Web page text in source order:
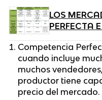
LOS
PERFECTA
Competencia
cuando incluye
muchos
productor tiene
precio del mercado.